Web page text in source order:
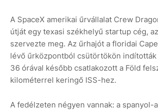
A SpaceX amerikai űrvállalat Crew
útját egy texasi székhelyű startup cég,
szervezte meg. Az űrhajót a floridai
lévő űrközpontból csütörtökön
36 órával később csatlakozott a Föld
kilométerrel keringő ISS-hez.
A fedélzeten négyen vannak: a spanyol-